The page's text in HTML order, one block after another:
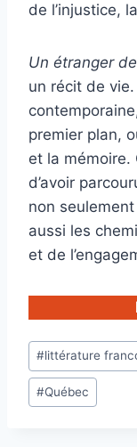
de l’injustice,
Un étranger
un récit de vie.
premier plan,
et la mémoire.
d’avoir
non
aussi les
et de
Étiquettes
de
la
#littérature
#Québec